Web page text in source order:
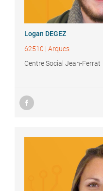
Logan DEGEZ
62510 | Arques
Centre Social Jean-Ferrat